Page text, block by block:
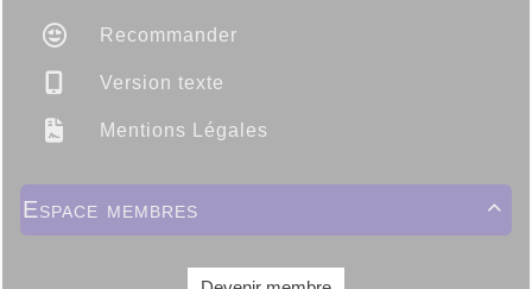
Recommander
Version texte
Mentions Légales

Espace membres